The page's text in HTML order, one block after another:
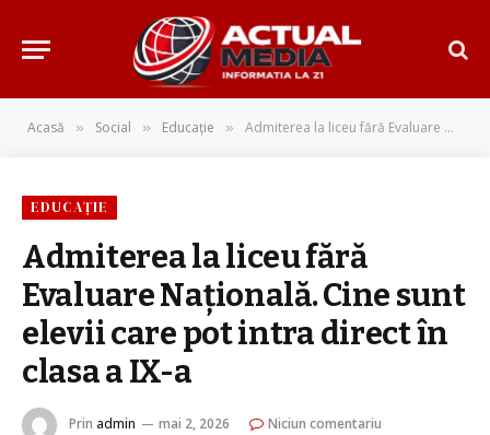
Acasă » Social » Educație » Admiterea la liceu fără Evaluare Națională. Cine sunt elevii care pot intra direct în clasa a IX-a
EDUCAȚIE
Admiterea la liceu fără
Evaluare Națională. Cine sunt
elevii care pot intra direct în
clasa a IX-a
Prin admin mai 2, 2026
Niciun comentariu